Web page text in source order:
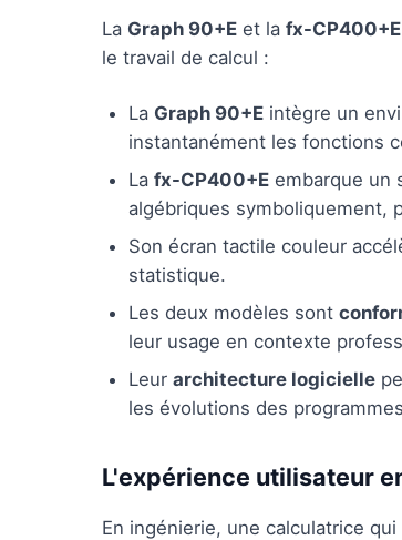
La Graph 90+E et la fx-CP400+E
le travail de calcul :
La Graph 90+E intègre un
instantanément les fonctions
La fx-CP400+E embarque un
algébriques symboliquement,
Son écran tactile couleur
statistique.
Les deux modèles sont
leur usage en contexte
Leur architecture logicielle
les évolutions des
L'expérience utilisateur
En ingénierie, une calculatrice